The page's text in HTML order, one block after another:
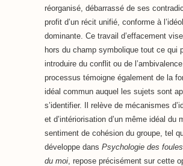
réorganisé, débarrassé de ses
profit d’un récit unifié, conforme à
dominante. Ce travail d’effacement
hors du champ symbolique tout ce qui
introduire du conflit ou de
processus témoigne également de la
idéal commun auquel les sujets sont
s’identifier. Il relève de mécanismes
et d’intériorisation d’un même idéal du
sentiment de cohésion du groupe, tel
développe dans Psychologie des
du moi, repose précisément sur cette